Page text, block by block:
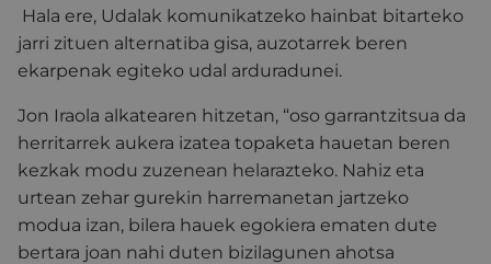
Hala ere, Udalak komunikatzeko hainbat bitarteko
jarri zituen alternatiba gisa, auzotarrek beren
ekarpenak egiteko udal arduradunei.
Jon Iraola alkatearen hitzetan, “oso garrantzitsua da
herritarrek aukera izatea topaketa hauetan beren
kezkak modu zuzenean helarazteko. Nahiz eta
urtean zehar gurekin harremanetan jartzeko
modua izan, bilera hauek egokiera ematen dute
bertara joan nahi duten bizilagunen ahotsa